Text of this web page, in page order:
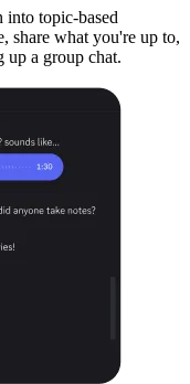
into topic-based
share what you're up to,
a group chat.